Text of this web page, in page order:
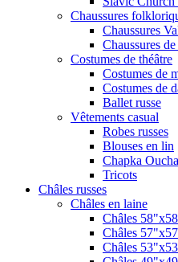
Chaussures
Chaussures
Chaussures
Costumes de théâtre
Costumes de
Costumes de
Ballet russe
Vêtements casual
Robes russes
Blouses en lin
Chapka
Tricots
Châles russes
Châles en laine
Châles
Châles
Châles